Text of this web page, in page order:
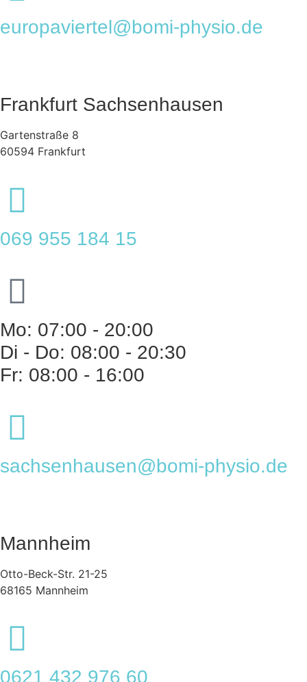
europaviertel@bomi-physio.de
Frankfurt Sachsenhausen
Gartenstraße 8
60594 Frankfurt
069 955 184 15
Mo: 07:00 - 20:00
Di - Do: 08:00 - 20:30
Fr: 08:00 - 16:00
sachsenhausen@bomi-physio.de
Mannheim
Otto-Beck-Str. 21-25
68165 Mannheim
0621 432 976 60